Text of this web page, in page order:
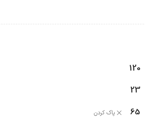
120
23
65 پاک کردن